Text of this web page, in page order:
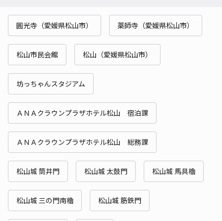
圓光寺（愛媛県松山市） 薬師寺（愛媛県松山市）
松山市民会館 松山（愛媛県松山市）
坊っちゃんスタジアム
ＡＮＡクラウンプラザホテル松山 宿泊課
ＡＮＡクラウンプラザホテル松山 総務課
松山城 筒井門 松山城 太鼓門 松山城 馬具櫓
松山城 三の門南櫓 松山城 筋鉄門